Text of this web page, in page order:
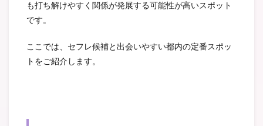
も打ち解けやすく関係が発展する可能性が高いスポット
です。
ここでは、セフレ候補と出会いやすい都内の定番スポッ
トをご紹介します。